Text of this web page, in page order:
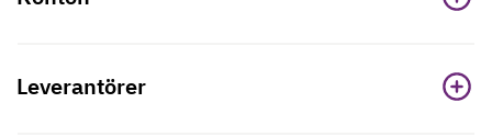
Leverantörer